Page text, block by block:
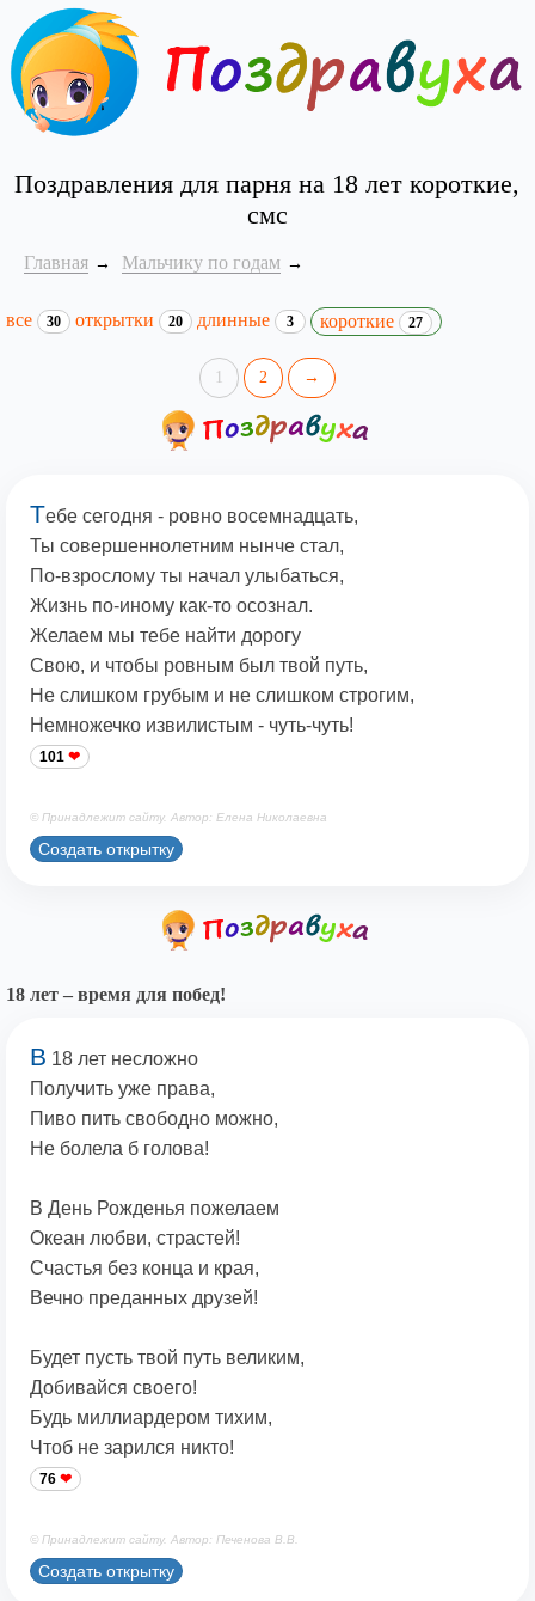
Поздравления для парня на 18 лет короткие,
смс
Главная Мальчику по годам
все 30 открытки 20 длинные 3 короткие 27
1 2 →
Тебе сегодня - ровно восемнадцать,
Ты совершеннолетним нынче стал,
По-взрослому ты начал улыбаться,
Жизнь по-иному как-то осознал.
Желаем мы тебе найти дорогу
Свою, и чтобы ровным был твой путь,
Не слишком грубым и не слишком строгим,
Немножечко извилистым - чуть-чуть!
101
© Принадлежит сайту. Автор: Елена Николаевна
Создать открытку
18 лет – время для побед!
В 18 лет несложно
Получить уже права,
Пиво пить свободно можно,
Не болела б голова!
В День Рожденья пожелаем
Океан любви, страстей!
Счастья без конца и края,
Вечно преданных друзей!
Будет пусть твой путь великим,
Добивайся своего!
Будь миллиардером тихим,
Чтоб не зарился никто!
76
© Принадлежит сайту. Автор: Печенова В.В.
Создать открытку